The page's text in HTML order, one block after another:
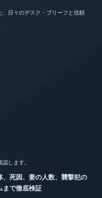
日々のデスク・ブリーフと信頼
します。
、死因、妻の人数、襲撃犯の
まで徹底検証